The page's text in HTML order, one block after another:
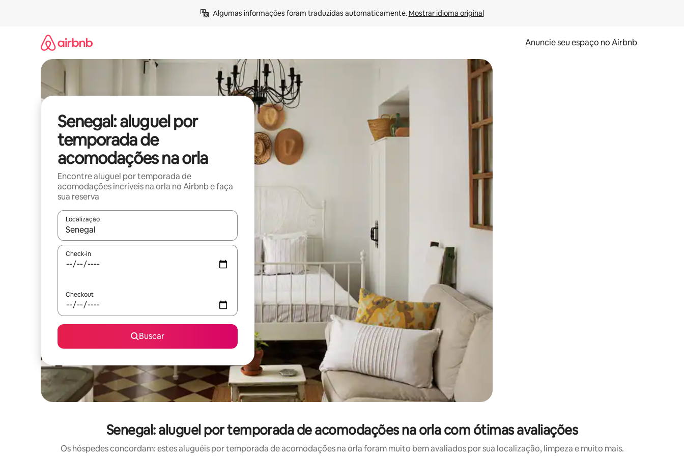
Algumas informações foram traduzidas automaticamente. Mostrar idioma original
Anuncie seu espaço no Airbnb
Senegal: aluguel por
temporada de
acomodações na orla
Encontre aluguel por temporada de
acomodações incríveis na orla no Airbnb e faça
sua reserva
Localização
Quando os resultados estiverem disponíveis, explore-os usando as seta para cima e para baixo do teclado ou tocando e deslizando o dedo na tela.
Check-in
Checkout
Buscar
Senegal: aluguel por temporada de acomodações na orla com ótimas avaliações
Os hóspedes concordam: estes aluguéis por temporada de acomodações na orla foram muito bem avaliados por sua localização, limpeza e muito mais.